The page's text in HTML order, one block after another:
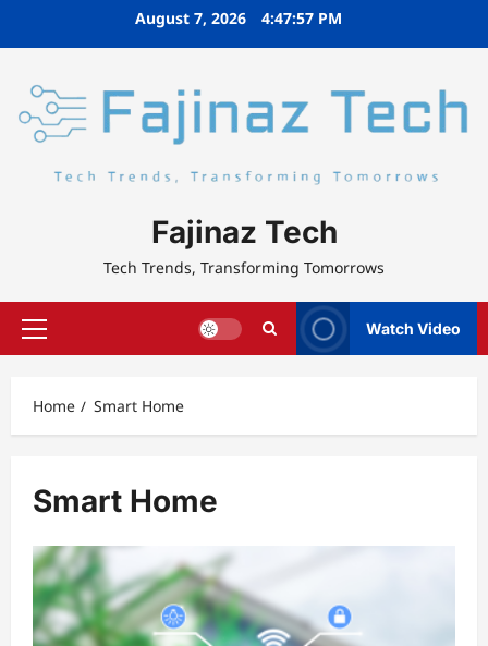
August 7, 2026 4:47:57 PM
Fajinaz Tech
Tech Trends, Transforming Tomorrows
Primary
Watch Video
Home Smart Home
Smart Home